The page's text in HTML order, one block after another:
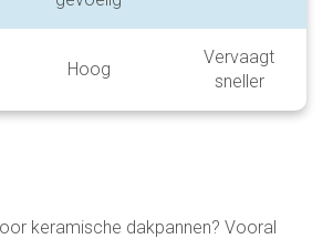
Hoog
Vervaagt
sneller
keramische dakpannen? Vooral